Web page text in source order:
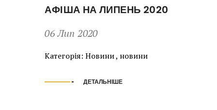
АФІША НА ЛИПЕНЬ 2020
06 Лип 2020
Категорія: Новини, новини
ДЕТАЛЬНІШЕ